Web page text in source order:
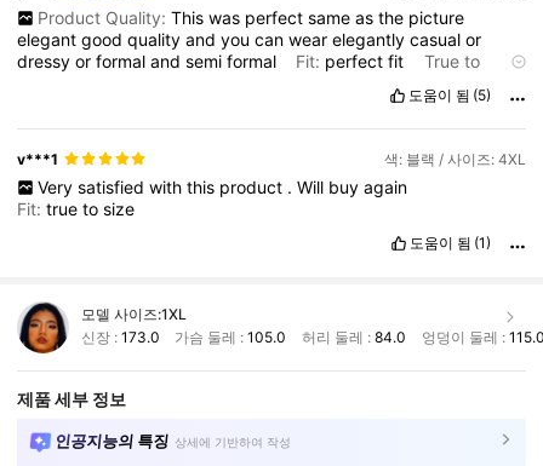
Product Quality: This was perfect same as the picture
elegantgoodqualityandyoucanwearelegantlycasualor
dressyorformalandsemiformal Fit: perfectfit
True to
도움이 됨 (5)
v***1 색: 블랙 / 사이즈: 4XL
Very satisfied with this product . Will buy again
Fit:truetosize
도움이 됨 (1)
모델 사이즈:1XL
신장 : 173.0 가슴 둘레 :105.0 허리 둘레 : 84.0 엉덩이 둘레 :
제품 세부 정보
인공지능의 특징 상세에 기반하여 작성